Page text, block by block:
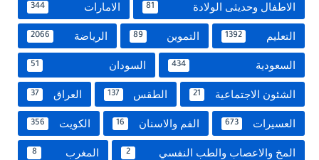
الاطفال وحديثى الولادة 81 الامارات 344
التعليم 1392 التموين 89 الرياضة 2066
السعودية 434 السودان 51
الشئون الاجتماعية 21 الطقس 137 العراق 37
العسيرات 673 الفم والاسنان 16 الكويت 356
المخ والاعصاب والطب النفسي 2 المغرب 8